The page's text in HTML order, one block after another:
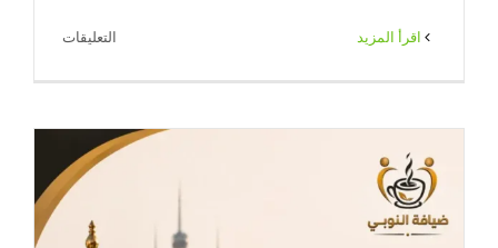
التعليقات
|
ضيافة
احترافية